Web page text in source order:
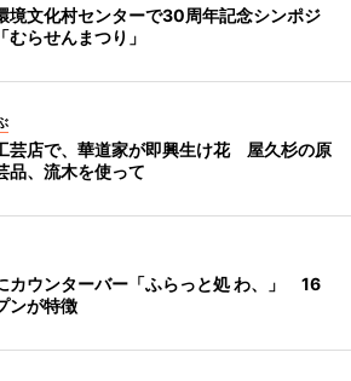
境文化村センターで30周年記念シンポジ
むらせんまつり」
芸店で、華道家が即興生け花 屋久杉の原
品、流木を使って
カウンターバー「ふらっと処 わ、」 16
ンが特徴